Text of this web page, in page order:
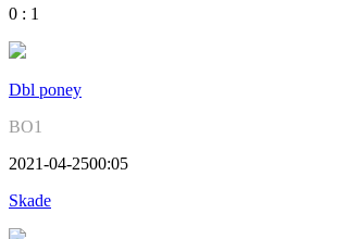
0 : 1
Dbl poney
BO1
2021-04-2500:05
Skade